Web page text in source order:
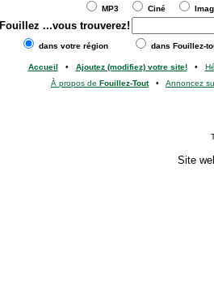
MP3 Ciné
Fouillez ...vous trouverez!
dans votre région dans Fouillez-
Accueil • Ajoutez (modifiez) votre site!•
À propos de Fouillez-Tout• Annoncez
Site